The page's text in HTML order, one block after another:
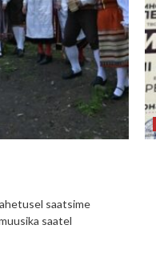
saatsime
saatel